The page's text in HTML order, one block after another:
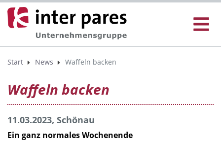
Start News Waffeln backen
Waffeln backen
11.03.2023, Schönau
Ein ganz normales Wochenende